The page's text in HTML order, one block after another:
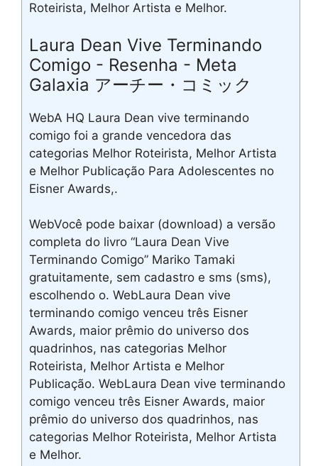
Roteirista, Melhor Artista e Melhor.
Laura Dean Vive Terminando
Comigo - Resenha - Meta
Galaxia アーチー・コミック
WebA HQ Laura Dean vive terminando
comigo foi a grande vencedora das
categorias Melhor Roteirista, Melhor Artista
e Melhor Publicação Para Adolescentes no
Eisner Awards,.
WebVocê pode baixar (download) a versão
completa do livro “Laura Dean Vive
Terminando Comigo” Mariko Tamaki
gratuitamente, sem cadastro e sms (sms),
escolhendo o. WebLaura Dean vive
terminando comigo venceu três Eisner
Awards, maior prêmio do universo dos
quadrinhos, nas categorias Melhor
Roteirista, Melhor Artista e Melhor
Publicação. WebLaura Dean vive terminando
comigo venceu três Eisner Awards, maior
prêmio do universo dos quadrinhos, nas
categorias Melhor Roteirista, Melhor Artista
e Melhor.